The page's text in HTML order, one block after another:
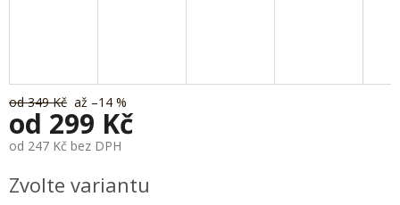
od 349 Kč až –14 %
od 299 Kč
od 247 Kč bez DPH
cena:
Zvolte variantu